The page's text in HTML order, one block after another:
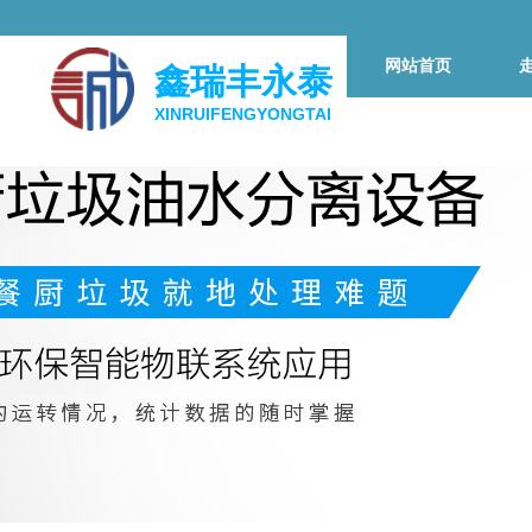
鑫瑞丰永泰
XINRUIFENGYONGTAI
网站首页